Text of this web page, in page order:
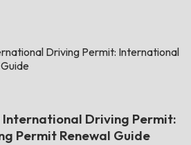
Driving Permit: International
International Driving Permit:
Permit Renewal Guide